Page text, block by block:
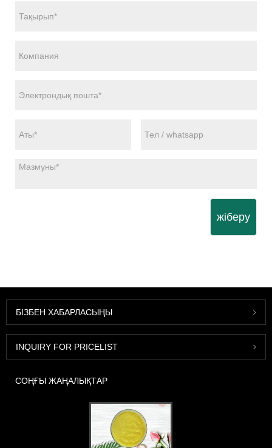
жіберу
БІЗБЕН ХАБАРЛАСЫҢЫ
INQUIRY FOR PRICELIST
СОҢҒЫ ЖАҢАЛЫҚТАР